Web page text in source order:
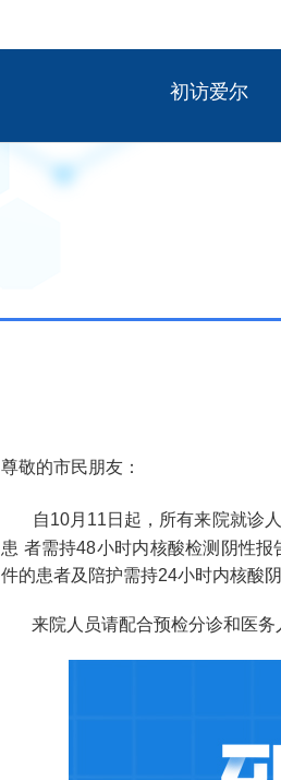
初访爱尔
尊敬的市民朋友：
自10月11日起，所有来院就诊
患 者需持48小时内核酸检测阴性
件的患者及陪护需持24小时内核酸
来院人员请配合预检分诊和医务